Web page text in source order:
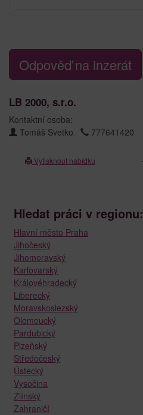
Odpověď na inzerát
LB 2000, s.r.o.
Kontaktní osoba:
Tomáš Svetko
777641420
Vytisknout nabídku
Hledat práci v regionu:
Hlavní město Praha
Jihočeský
Jihomoravský
Karlovarský
Královéhradecký
Liberecký
Moravskoslezský
Olomoucký
Pardubický
Plzeňský
Středočeský
Ústecký
Vysočina
Zlínský
Zahraničí